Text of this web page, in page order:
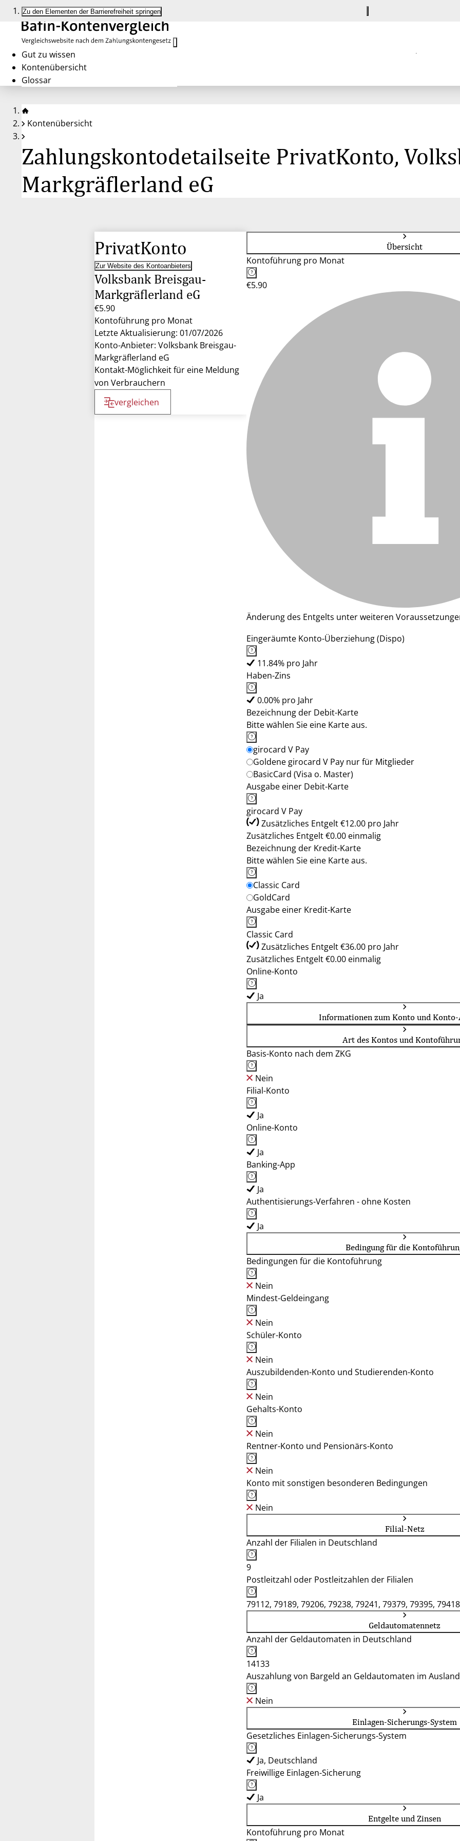
Zu den Elementen der Barrierefreiheit springen
Gut zu wissen
Kontenübersicht
Glossar
Kontenübersicht
Zahlungskontodetailseite PrivatKonto,
Markgräflerland eG
PrivatKonto
Zur Website des Kontoanbieters
Volksbank Breisgau-
Markgräflerland eG
€5.90
Kontoführung pro Monat
Letzte Aktualisierung: 01/07/2026
Konto-Anbieter: Volksbank Breisgau-
Markgräflerland eG
Kontakt-Möglichkeit für eine Meldung
von Verbrauchern
vergleichen
Übersicht
Kontoführung pro Monat
€5.90
Änderung des Entgelts unter weiteren
Eingeräumte Konto-Überziehung (Dispo)
11.84% pro Jahr
Haben-Zins
0.00% pro Jahr
Bezeichnung der Debit-Karte
Bitte wählen Sie eine Karte aus.
girocard V Pay
Goldene girocard V Pay nur für Mitglieder
BasicCard (Visa o. Master)
Ausgabe einer Debit-Karte
girocard V Pay
Zusätzliches Entgelt €12.00 pro Jahr
Zusätzliches Entgelt €0.00 einmalig
Bezeichnung der Kredit-Karte
Bitte wählen Sie eine Karte aus.
Classic Card
GoldCard
Ausgabe einer Kredit-Karte
Classic Card
Zusätzliches Entgelt €36.00 pro Jahr
Zusätzliches Entgelt €0.00 einmalig
Online-Konto
Ja
Informationen zum Konto und
Art des Kontos und
Basis-Konto nach dem ZKG
Nein
Filial-Konto
Ja
Online-Konto
Ja
Banking-App
Ja
Authentisierungs-Verfahren - ohne Kosten
Ja
Bedingung für die
Bedingungen für die Kontoführung
Nein
Mindest-Geldeingang
Nein
Schüler-Konto
Nein
Auszubildenden-Konto und Studierenden-Konto
Nein
Gehalts-Konto
Nein
Rentner-Konto und Pensionärs-Konto
Nein
Konto mit sonstigen besonderen Bedingungen
Nein
Filial-Netz
Anzahl der Filialen in Deutschland
9
Postleitzahl oder Postleitzahlen der Filialen
79112, 79189, 79206, 79238, 79241, 79379, 79395,
Geldautomatennetz
Anzahl der Geldautomaten in Deutschland
14133
Auszahlung von Bargeld an Geldautomaten im
Nein
Einlagen-Sicherungs-System
Gesetzliches Einlagen-Sicherungs-System
Ja, Deutschland
Freiwillige Einlagen-Sicherung
Ja
Entgelte und Zinsen
Kontoführung pro Monat